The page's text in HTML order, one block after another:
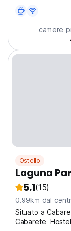
our guests with
We have
camere
Ostello
Laguna
5.1(15)
0.99km dal
Situato a
Cabarete,